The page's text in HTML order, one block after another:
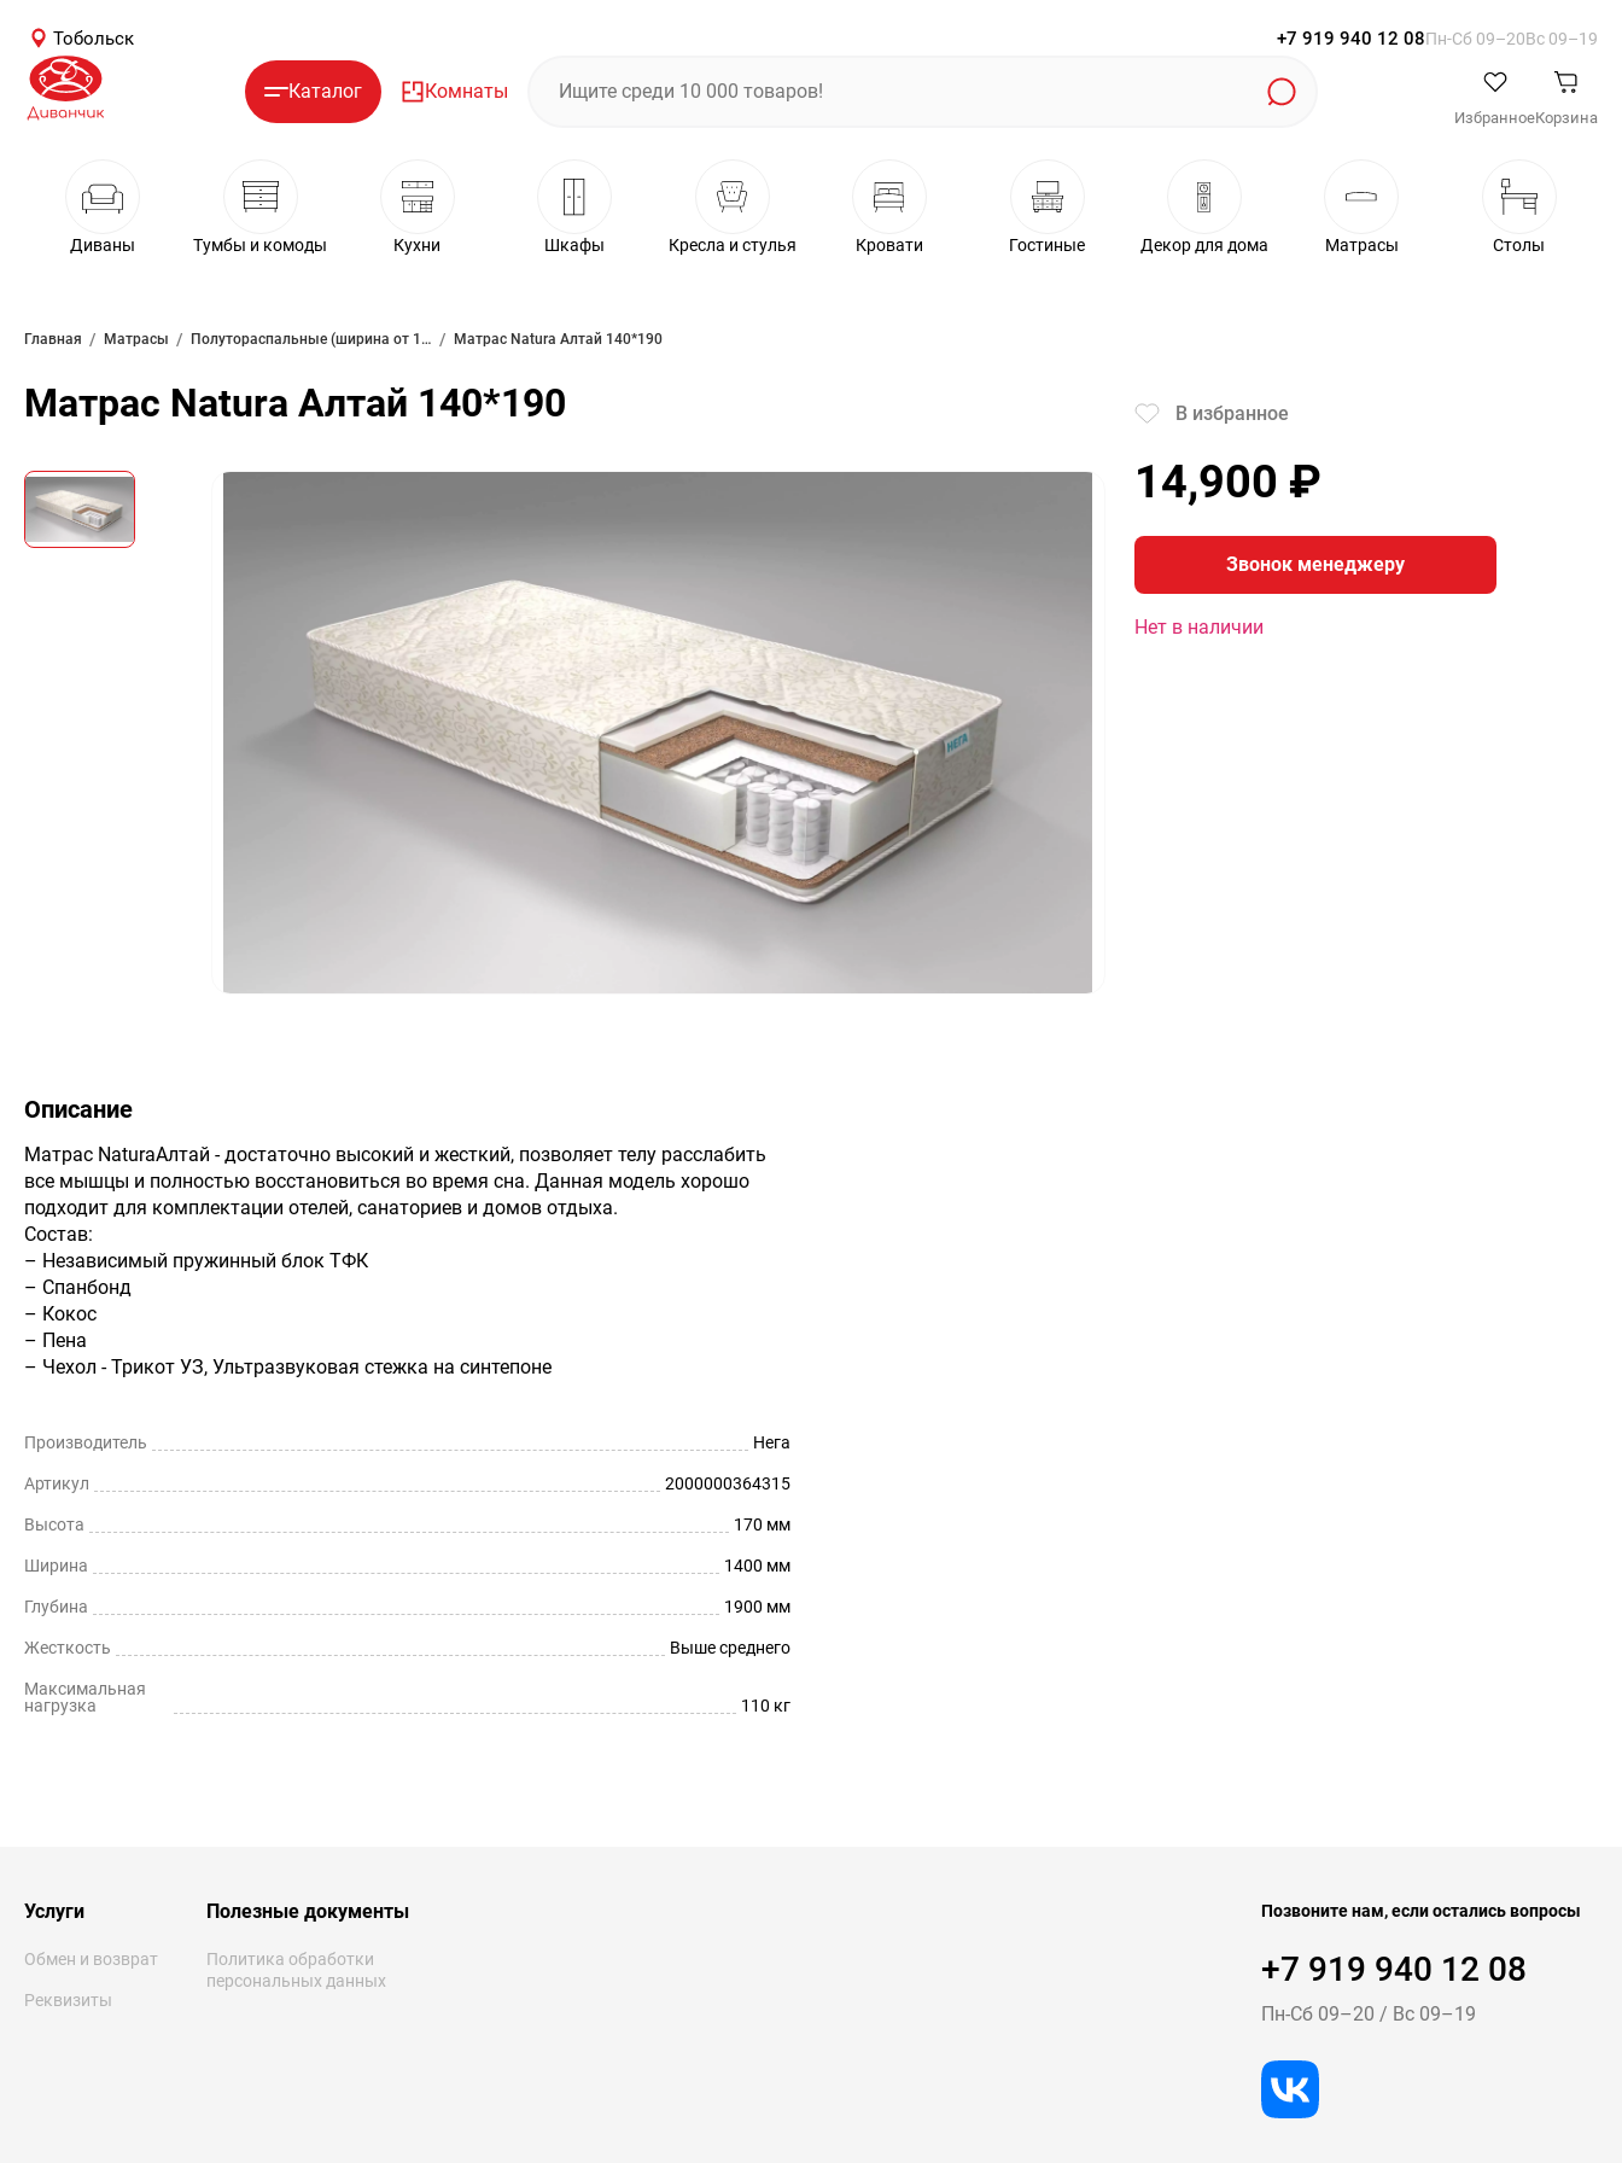
Тобольск +7 919 940 12 08Пн-Cб 09–20Вс 09–19
Каталог Комнаты
ИзбранноеКорзина
Диваны Тумбы и комоды Кухни Шкафы Кресла и стулья Кровати Гостиные Декор для дома Матрасы Столы
Главная / Матрасы / Полутораспальные (ширина от 120 см) / Матрас Natura Алтай 140*190
Матрас Natura Алтай 140*190
Описание
Матрас NaturaАлтай - достаточно высокий и жесткий, позволяет телу расслабить
все мышцы и полностью восстановиться во время сна. Данная модель хорошо
подходит для комплектации отелей, санаториев и домов отдыха.
Состав:
– Независимый пружинный блок ТФК
– Спанбонд
– Кокос
– Пена
Производитель Нега
Артикул 2000000364315
Высота 170 мм
Ширина 1400 мм
Глубина 1900 мм
Жесткость Выше среднего
Максимальная
нагрузка
110 кг
В избранное
14,900 ₽
Звонок менеджеру
Нет в наличии
Услуги
Обмен и возврат
Реквизиты
Полезные документы
Политика обработки
персональных данных
Позвоните нам, если остались вопросы
+7 919 940 12 08
Пн-Cб 09–20 / Вс 09–19